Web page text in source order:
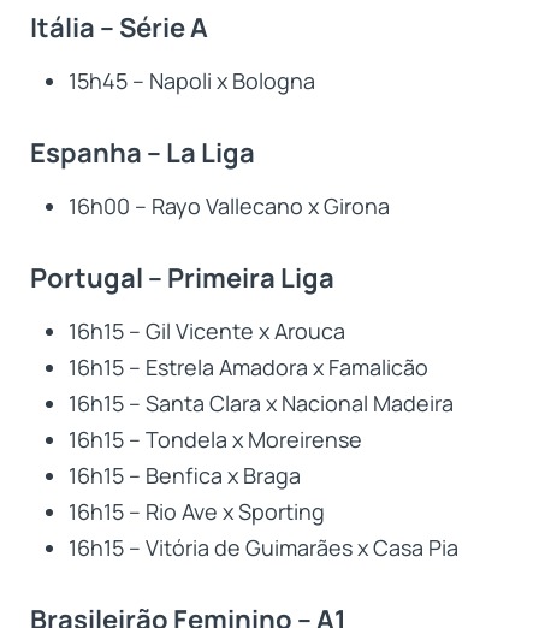
Itália – Série A
15h45 – Napoli x Bologna
Espanha – La Liga
16h00 – Rayo Vallecano x Girona
Portugal – Primeira Liga
16h15 – Gil Vicente x Arouca
16h15 – Estrela Amadora x Famalicão
16h15 – Santa Clara x Nacional Madeira
16h15 – Tondela x Moreirense
16h15 – Benfica x Braga
16h15 – Rio Ave x Sporting
16h15 – Vitória de Guimarães x Casa Pia
Brasileirão Feminino – A1